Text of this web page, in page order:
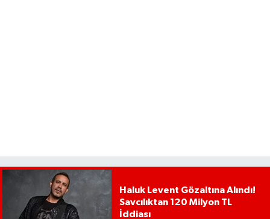
Haluk Levent Gözaltına Alındı!
Savcılıktan 120 Milyon TL
İddiası